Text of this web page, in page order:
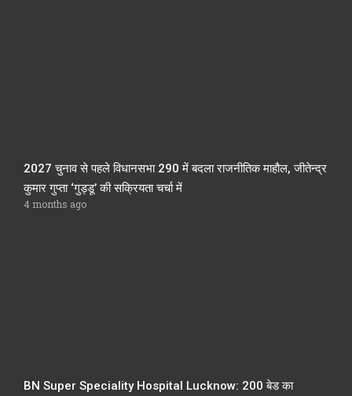
2027 चुनाव से पहले विधानसभा 290 में बदला राजनीतिक माहौल, जीतेन्द्र
कुमार गुप्ता ‘गुड्डू’ की सक्रियता चर्चा में
4 months ago
BN Super Speciality Hospital Lucknow: 200 बेड का